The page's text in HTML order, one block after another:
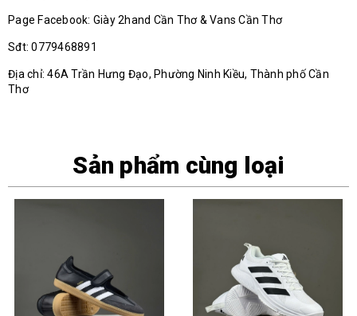
Page Facebook: Giày 2hand Cần Thơ & Vans Cần Thơ
Sđt: 0779468891
Địa chỉ: 46A Trần Hưng Đạo, Phường Ninh Kiều, Thành phố Cần
Thơ
Sản phẩm cùng loại